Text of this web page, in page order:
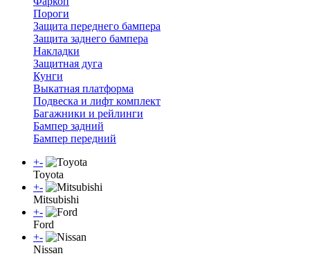
Пороги
Защита переднего бампера
Защита заднего бампера
Накладки
Защитная дуга
Кунги
Выкатная платформа
Подвеска и лифт комплект
Багажники и рейлинги
Бампер задний
Бампер передний
+-
Toyota
+-
Mitsubishi
+-
Ford
+-
Nissan